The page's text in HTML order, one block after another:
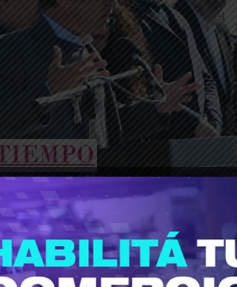
sino para cumplir con
Cuenten con nosotros”, afirmó